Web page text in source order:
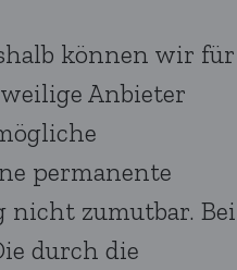
können wir für
Anbieter
permanente
zumutbar. Bei
durch die